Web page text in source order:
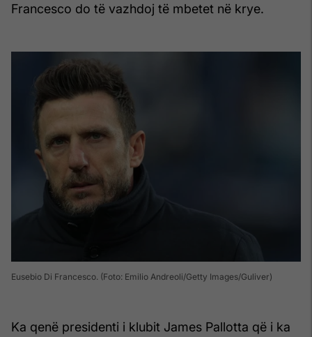
Francesco do të vazhdoj të mbetet në krye.
Eusebio Di Francesco. (Foto: Emilio Andreoli/Getty Images/Guliver)
Ka qenë presidenti i klubit James Pallotta që i ka